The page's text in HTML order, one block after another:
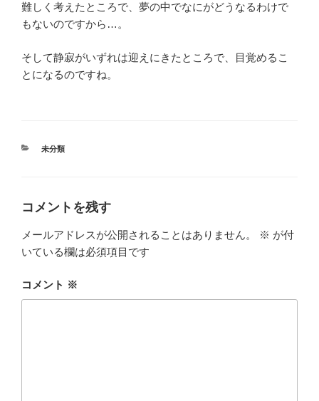
難しく考えたところで、夢の中でなにがどうなるわけで
もないのですから…。
そして静寂がいずれは迎えにきたところで、目覚めるこ
とになるのですね。
カ
未分類
コメントを残す
メールアドレスが公開されることはありません。 ※ が付
いている欄は必須項目です
コメント ※